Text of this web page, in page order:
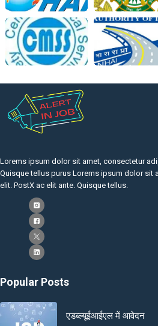
Lorems ipsum dolor sit amet, consectetur
Quisque tellus purus Lorems ipsum dolor sit
elit. PostX ac elit ante. Quisque tellus.
Popular Posts
एडब्ल्यूईआईएल में आवेदन